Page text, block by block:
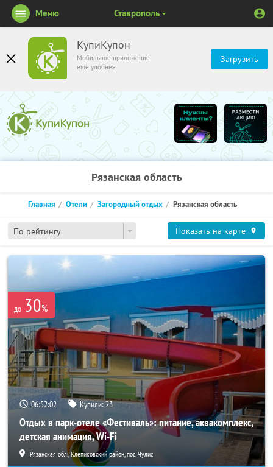
КупиКупон
Мобильное приложение
ещё удобнее
Загрузить
Меню Ставрополь
Рязанская область
По рейтингу
Главная Отели Загородный отдых Рязанская область
Показать на карте
до 30%
06:52:01 Купили:23
Отдых в парк-отеле «Фестиваль»: питание, аквакомплекс,
детская анимация, Wi-Fi
Рязанская обл., Клепиковский район, пос. Чулис